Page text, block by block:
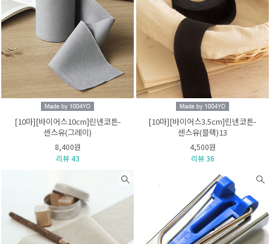
[10마][바이어스10cm]린넨코튼-
센스유(그레이)
8,400원
리뷰 43
[10마][바이어스3.5cm]린넨코튼-
센스유(블랙)13
4,500원
리뷰 36